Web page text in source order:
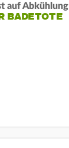
auf Abkühlung
BADETOTE